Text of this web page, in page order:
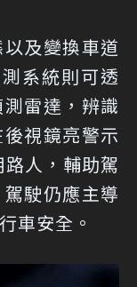
及變換車道
系統則可透
雷達，辨識
視鏡亮警示
人，輔助駕
駛仍應主導
車安全。